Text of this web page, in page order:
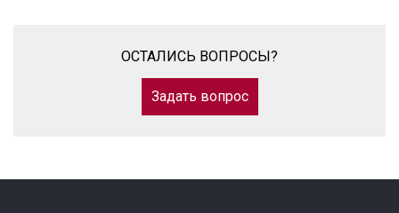
ОСТАЛИСЬ ВОПРОСЫ?
Задать вопрос